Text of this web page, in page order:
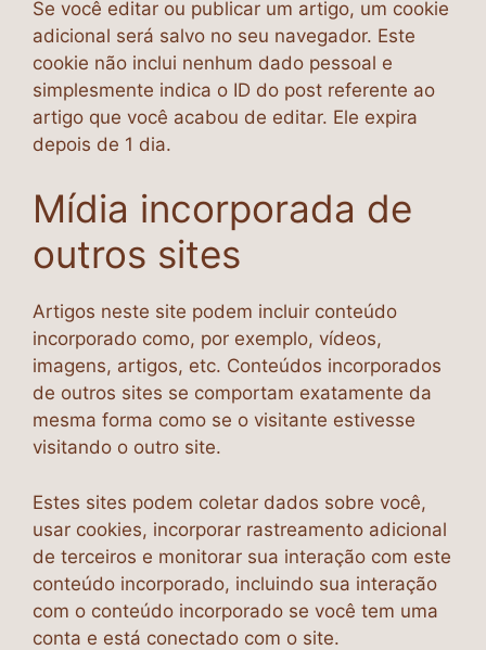
Se você editar ou publicar um artigo, um cookie
adicional será salvo no seu navegador. Este
cookie não inclui nenhum dado pessoal e
simplesmente indica o ID do post referente ao
artigo que você acabou de editar. Ele expira
depois de 1 dia.
Mídia incorporada de
outros sites
Artigos neste site podem incluir conteúdo
incorporado como, por exemplo, vídeos,
imagens, artigos, etc. Conteúdos incorporados
de outros sites se comportam exatamente da
mesma forma como se o visitante estivesse
visitando o outro site.
Estes sites podem coletar dados sobre você,
usar cookies, incorporar rastreamento adicional
de terceiros e monitorar sua interação com este
conteúdo incorporado, incluindo sua interação
com o conteúdo incorporado se você tem uma
conta e está conectado com o site.